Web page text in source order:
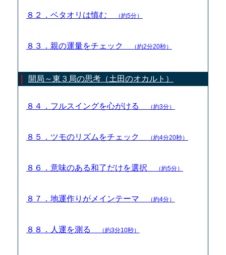
８２．ベタオリは慎む （約5分）
８３．親の運量をチェック （約2分20秒）
開局～東３局の思考（土田のオカルト）
８４．フルスイングを心がける （約3分）
８５．ツモのリズムをチェック （約4分20秒）
８６．意味のある和了だけを選択 （約5分）
８７．地運作りがメインテーマ （約4分）
８８．人運を測る （約3分10秒）